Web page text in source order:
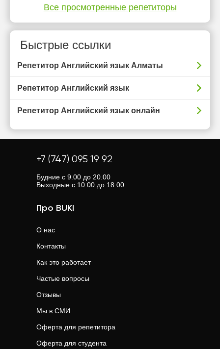
Все просмотренные репетиторы
Быстрые ссылки
Репетитор Английский язык Алматы
Репетитор Английский язык
Репетитор Английский язык онлайн
+7 (747) 095 19 92
Будние с 9.00 до 20.00
Выходные с 10.00 до 18.00
Про BUKI
О нас
Контакты
Как это работает
Частые вопросы
Отзывы
Мы в СМИ
Оферта для репетитора
Оферта для студента